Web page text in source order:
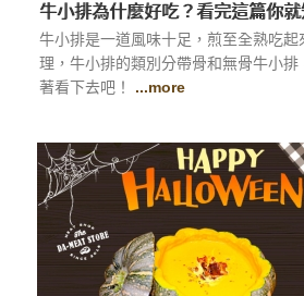
牛小排為什麼好吃？看完這篇你就
牛小排是一道風味十足，煎至全熟吃起
理，牛小排的類別分帶骨和無骨牛小
著看下去吧！ ...more